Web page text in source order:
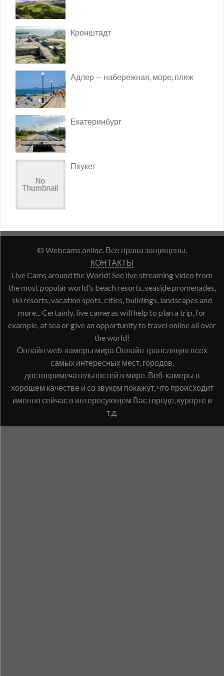
Кронштадт
Адлер — набережная, море, пляж
Екатеринбург
Пхукет
© Webcams.online. Все права защищены.
КОНТАКТЫ
Live Cams around the World! See live streaming video from
the most popular world's beach resorts, seaside promenades,
ski resorts, vacation spots, cities, buildings, landscapes and
more... Certainly, live cameras will help to plan a trip, for
example, at sea or give an opportunity to travel online all over
the world!
Онлайн web-камеры мира Онлайн трансляция всех
самых интересных мест, городов,
достопримечательностей в мире. Веб-камеры в
хорошем качестве и со звуком покажут, что происходит
именно сейчас в интересующем Вас городе, курорте и
т.д.